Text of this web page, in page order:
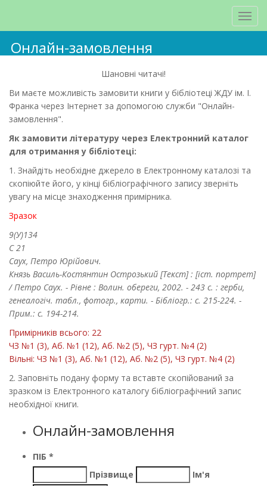
Онлайн-замовлення
Шановні читачі!
Ви маєте можливість замовити книги у бібліотеці ЖДУ ім. І.
Франка через Інтернет за допомогою служби "Онлайн-
замовлення".
Як замовити літературу через Електронний каталог
для отримання у бібліотеці:
1. Знайдіть необхідне джерело в Електронному каталозі та
скопіюйте його, у кінці бібліографічного запису зверніть
увагу на місце знаходження примірника.
Зразок
9(У)134
С 21
Саух, Петро Юрійович.
Князь Василь-Костянтин Острозький [Текст] : [іст. портрет]
/ Петро Саух. - Рівне : Волин. обереги, 2002. - 243 с. : герби,
генеалогіч. табл., фотогр., карти. - Бібліогр.: с. 215-224. -
Прим.: с. 194-214.
Примірників всього: 22
ЧЗ №1 (3), Аб. №1 (12), Аб. №2 (5), ЧЗ гурт. №4 (2)
Вільні: ЧЗ №1 (3), Аб. №1 (12), Аб. №2 (5), ЧЗ гурт. №4 (2)
2. Заповніть подану форму та вставте скопійований за
зразком із Електронного каталогу бібліографічний запис
необхідної книги.
Онлайн-замовлення
ПІБ *
Прізвище
Ім'я